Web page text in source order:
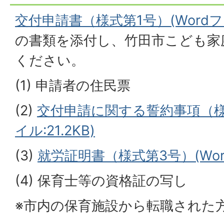
交付申請書（様式第1号）(Word
の書類を添付し、竹田市こども
ください。
(1) 申請者の住民票
(2) 交付申請に関する誓約事項（
イル:21.2KB)
(3) 就労証明書（様式第3号）
(4) 保育士等の資格証の写し
※市内の保育施設から転職された